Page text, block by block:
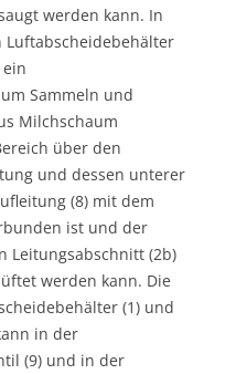
werden kann. In
Luftabscheidebehälter
Sammeln und
Milchschaum
über den
und dessen unterer
(8) mit dem
ist und der
Leitungsabschnitt (2b)
werden kann. Die
(1) und
in der
(9) und in der